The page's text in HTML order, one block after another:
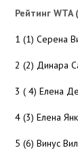
Рейтинг
1 (1) Серена
2 (2) Динара
3 ( 4) Елена
4 (3) Елена
5 (6) Винус